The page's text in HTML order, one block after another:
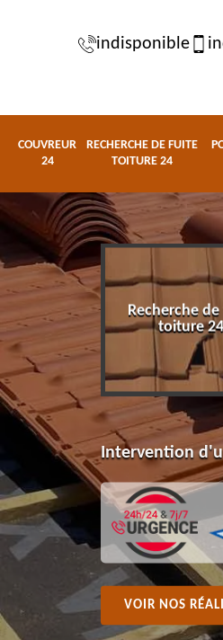
indisponible
COUVREUR
24
RECHERCHE DE FUITE
TOITURE 24
24
Recherche
toiture 24
Intervention
VOIR NOS